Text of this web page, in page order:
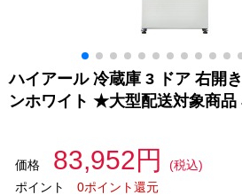
ハイアール 冷蔵庫 3 ドア 右開
ンホワイト ★大型配送対象商品
価格 83,952円
(税込)
ポイント
0ポイント還元